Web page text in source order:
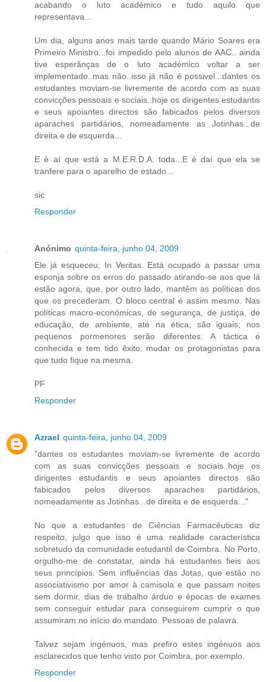
acabando o luto académico e tudo aquilo que
representava...
Um dia, alguns anos mais tarde quando Mário Soares era
Primeiro Ministro...foi impedido pelo alunos de AAC.. ainda
tive esperãnças de o luto académico voltar a ser
implementado..mas não..isso já não é possivel...dantes os
estudantes moviam-se livremente de acordo com as suas
convicções pessoais e sociais..hoje os dirigentes estudantis
e seus apoiantes directos são fabicados pelos diversos
aparaches partidários, nomeadamente as Jotinhas...de
direita e de esquerda...
E é aí que está a M.E.R.D.A. toda...E é daí que ela se
tranfere para o aparelho de estado...
sic
Responder
Anónimo quinta-feira, junho 04, 2009
Ele já esqueceu, In Veritas. Está ocupado a passar uma
esponja sobre os erros do passado atirando-se aos que lá
estão agora, que, por outro lado, mantêm as políticas dos
que os precederam. O bloco central é assim mesmo. Nas
políticas macro-económicas, de segurança, de justiça, de
educação, de ambiente, até na ética, são iguais; nos
pequenos pormenores serão diferentes. A táctica é
conhecida e tem tido êxito: mudar os protagonistas para
que tudo fique na mesma.
PF
Responder
Azrael quinta-feira, junho 04, 2009
"dantes os estudantes moviam-se livremente de acordo
com as suas convicções pessoais e sociais..hoje os
dirigentes estudantis e seus apoiantes directos são
fabicados pelos diversos aparaches partidários,
nomeadamente as Jotinhas...de direita e de esquerda..."
No que a estudantes de Ciências Farmacêuticas diz
respeito, julgo que isso é uma realidade característica
sobretudo da comunidade estudantil de Coimbra. No Porto,
orgulho-me de constatar, ainda há estudantes fieis aos
seus princípios. Sem influências das Jotas, que estão no
associativismo por amor à camisola e que passam noites
sem dormir, dias de trabalho árduo e épocas de exames
sem conseguir estudar para conseguirem cumprir o que
assumiram no início do mandato. Pessoas de palavra.
Talvez sejam ingénuos, mas prefiro estes ingénuos aos
esclarecidos que tenho visto por Coimbra, por exemplo.
Responder